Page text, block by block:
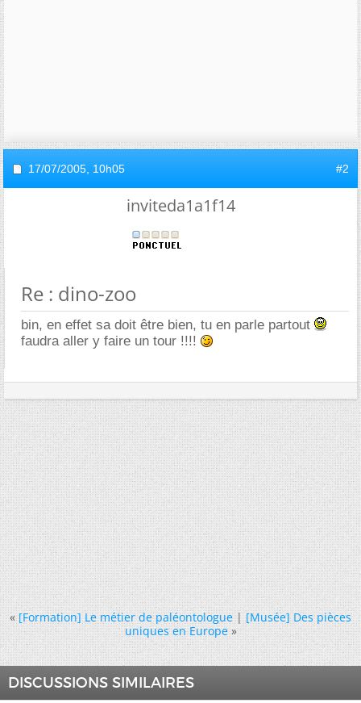
17/07/2005, 10h05 #2
inviteda1a1f14
Re : dino-zoo
bin, en effet sa doit être bien, tu en parle partout
faudra aller y faire un tour !!!!
« [Formation] Le métier de paléontologue|[Musée] Des pièces
uniques en Europe »
DISCUSSIONS SIMILAIRES